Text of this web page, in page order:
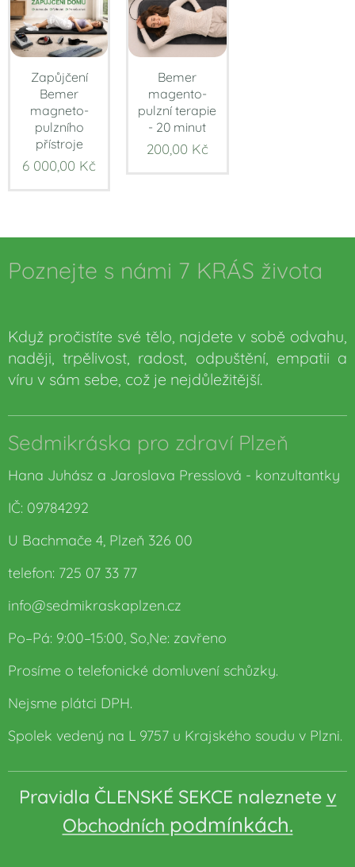
Zapůjčení
Bemer
magneto-
pulzního
přístroje
6 000,00 Kč
Bemer
magento-
pulzní terapie
- 20 minut
200,00 Kč
Poznejte s námi 7 KRÁS života
Když pročistíte své tělo, najdete v sobě odvahu,
naději, trpělivost, radost, odpuštění, empatii a
víru v sám sebe, což je nejdůležitější.
Sedmikráska pro zdraví Plzeň
Hana Juhász a Jaroslava Presslová - konzultantky
IČ: 09784292
U Bachmače 4, Plzeň 326 00
telefon: 725 07 33 77
info@sedmikraskaplzen.cz
Po–Pá: 9:00–15:00, So,Ne: zavřeno
Prosíme o telefonické domluvení schůzky.
Nejsme plátci DPH.
Spolek vedený na L 9757 u Krajského soudu v Plzni.
Pravidla ČLENSKÉ SEKCE naleznete v
Obchodních podmínkách.